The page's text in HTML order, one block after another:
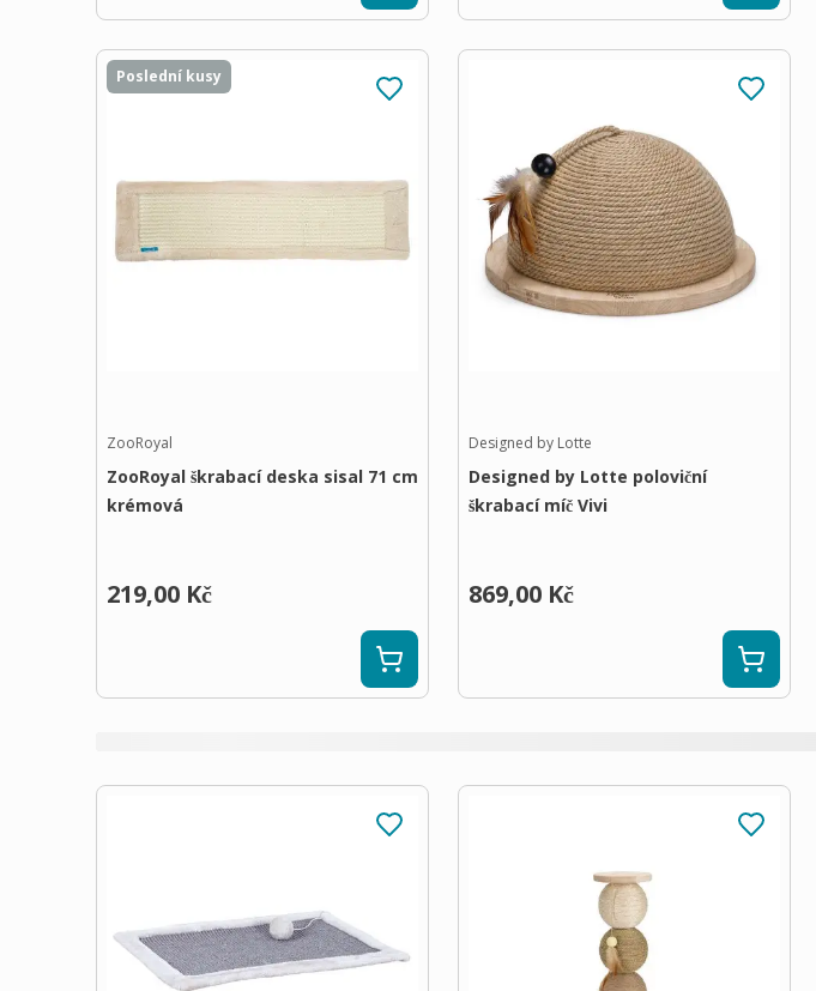
Poslední kusy
ZooRoyal
ZooRoyal škrabací deska sisal 71 cm
krémová
219,00 Kč
Designed by Lotte
Designed by Lotte poloviční
škrabací míč Vivi
869,00 Kč